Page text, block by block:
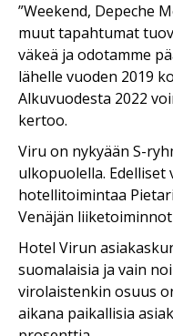
”Weekend, Depeche
muut tapahtumat
väkeä ja odotamme
lähelle vuoden 2019
Alkuvuodesta 2022
kertoo.
Viru on nykyään S-
ulkopuolella. Edelliset
hotellitoimintaa
Venäjän
Hotel Virun
suomalaisia ja vain
virolaistenkin osuus
aikana paikallisia